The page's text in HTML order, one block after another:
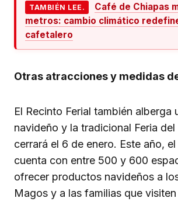
TAMBIÉN LEE.
Café de Chiapas
metros: cambio climático
cafetalero
Otras atracciones y medidas
El Recinto Ferial también alberga
navideño y la tradicional Feria
cerrará el 6 de enero. Este año,
cuenta con entre 500 y 600
ofrecer productos navideños a
Magos y a las familias que visiten